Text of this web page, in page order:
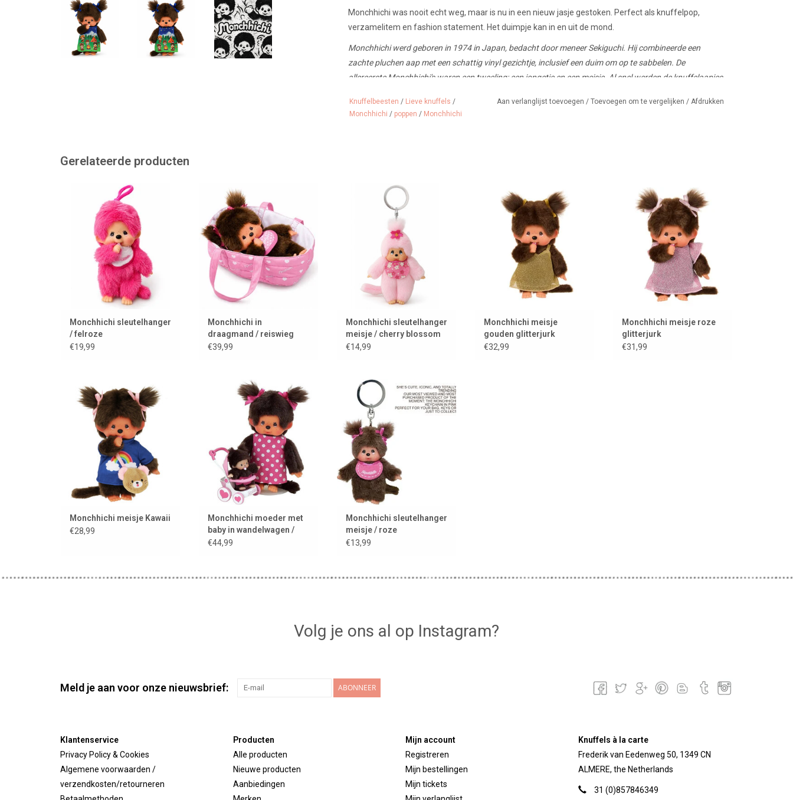
Monchhichi was nooit echt weg, maar is nu in een nieuw jasje gestoken. Perfect als knuffelpop,
verzamelitem en fashion statement. Het duimpje kan in en uit de mond.
Monchhichi werd geboren in 1974 in Japan, bedacht door meneer Sekiguchi. Hij combineerde een
zachte pluchen aap met een schattig vinyl gezichtje, inclusief een duim om op te sabbelen. De
allereerste Monchhichi's waren een tweeling: een jongetje en een meisje. Al snel werden de knuffelaapjes
Knuffelbeesten / Lieve knuffels /
Monchhichi / poppen / Monchhichi
Aan verlanglijst toevoegen / Toevoegen om te vergelijken / Afdrukken
Gerelateerde producten
Monchhichi sleutelhanger in een
felroze kleur
TOEVOEGEN AAN WINKELWAGEN
Monchhichi sleutelhanger
/ felroze
€19,99
Monchhichi meisje in reiswieg
TOEVOEGEN AAN WINKELWAGEN
Monchhichi in
draagmand / reiswieg
€39,99
Monchhichi sleutelhanger Cherry
Blossom
TOEVOEGEN AAN WINKELWAGEN
Monchhichi sleutelhanger
meisje / cherry blossom
€14,99
glitterjurk
TOEVOEGEN AAN WINKELWAGEN
Monchhichi meisje
gouden glitterjurk
€32,99
Monchhichi meisje met roze
glitterjurk en strikjes
TOEVOEGEN AAN WINKELWAGEN
Monchhichi meisje roze
glitterjurk
€31,99
Monchhichi meisje Kawaii
TOEVOEGEN AAN WINKELWAGEN
Monchhichi meisje Kawaii
€28,99
Monchhichi moeder met baby in
wandelwagentje
TOEVOEGEN AAN WINKELWAGEN
Monchhichi moeder met
baby in wandelwagen /
mothercare
€44,99
Monchhichi sleutelhanger
TOEVOEGEN AAN WINKELWAGEN
Monchhichi sleutelhanger
meisje / roze
€13,99
Volg je ons al op Instagram?
Meld je aan voor onze nieuwsbrief: ABONNEER
Klantenservice
Privacy Policy & Cookies
Algemene voorwaarden /
verzendkosten/retourneren
Producten
Alle producten
Nieuwe producten
Aanbiedingen
Mijn account
Registreren
Mijn bestellingen
Mijn tickets
Knuffels à la carte
Frederik van Eedenweg 50, 1349 CN
ALMERE, the Netherlands
31 (0)857846349